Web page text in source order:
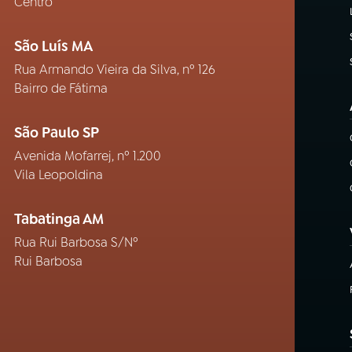
São Luís MA
Rua Armando Vieira da Silva, nº 126
Bairro de Fátima
São Paulo SP
Avenida Mofarrej, nº 1.200
Vila Leopoldina
Tabatinga AM
Rua Rui Barbosa S/Nº
Rui Barbosa